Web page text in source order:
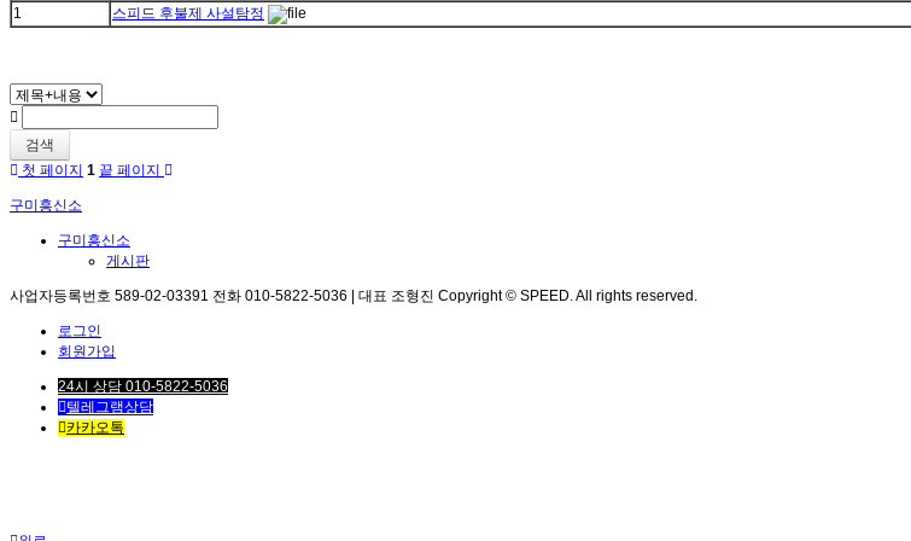
1 스피드 후불제 사설탐정
검색
첫 페이지 1 끝 페이지
구미흥신소
구미흥신소
게시판
사업자등록번호 589-02-03391 전화 010-5822-5036 | 대표 조형진 Copyright © SPEED. All rights reserved.
로그인
회원가입
24시 상담 010-5822-5036
텔레그램상담
카카오톡